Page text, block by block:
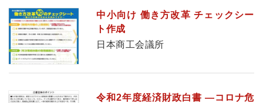
中小向け 働き方改革 チェックシー
ト作成
日本商工会議所
令和2年度経済財政白書 ―コロナ危